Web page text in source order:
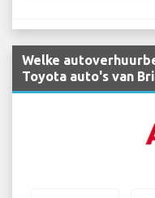
Welke
Toyota auto's van